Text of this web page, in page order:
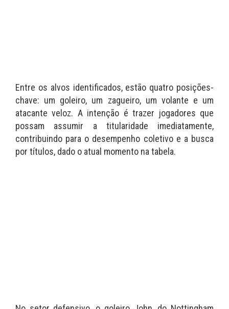
Entre os alvos identificados, estão quatro posições-
chave: um goleiro, um zagueiro, um volante e um
atacante veloz. A intenção é trazer jogadores que
possam assumir a titularidade imediatamente,
contribuindo para o desempenho coletivo e a busca
por títulos, dado o atual momento na tabela.